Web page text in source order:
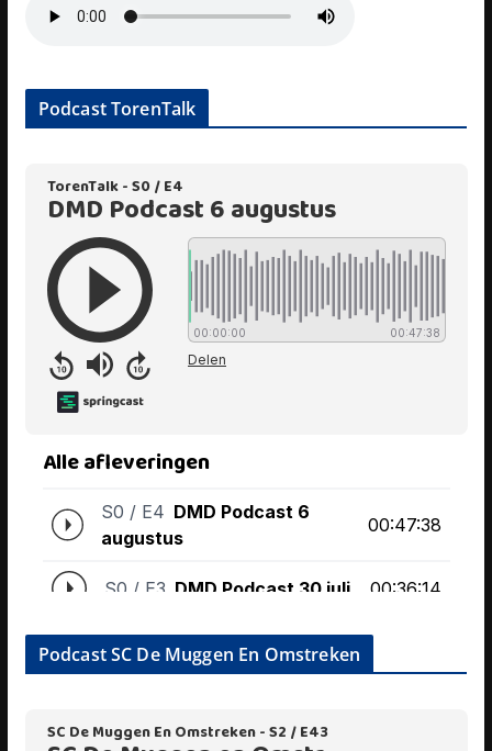
Podcast TorenTalk
Podcast SC De Muggen En Omstreken